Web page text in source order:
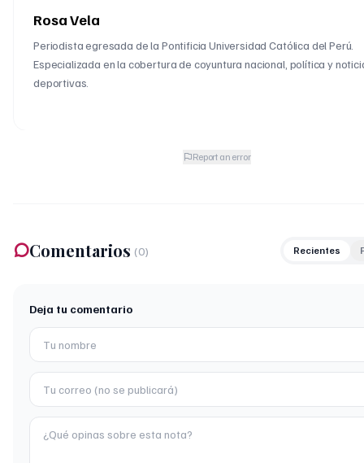
Rosa Vela
Periodista egresada de la Pontificia Universidad Católica del Perú.
Especializada en la cobertura de coyuntura nacional, política y
deportivas.
Report an error
Comentarios (0) Recientes
Deja tu comentario